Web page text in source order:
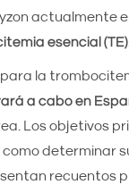
actualmente
esencial (TE).
la
a cabo en
Los objetivos
determinar
recuentos